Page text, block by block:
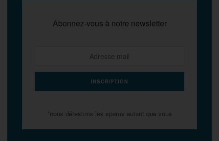
Abonnez-vous à notre newsletter
*nous détestons les spams autant que vous